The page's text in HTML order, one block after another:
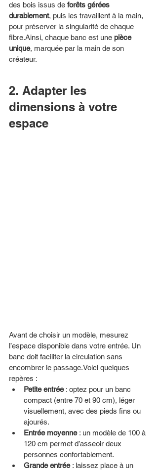
des bois issus de forêts gérées
durablement, puis les travaillent à la main,
pour préserver la singularité de chaque
fibre.Ainsi, chaque banc est une pièce
unique, marquée par la main de son
créateur.
2. Adapter les
dimensions à votre
espace
Avant de choisir un modèle, mesurez
l’espace disponible dans votre entrée. Un
banc doit faciliter la circulation sans
encombrer le passage.Voici quelques
repères :
Petite entrée : optez pour un banc
compact (entre 70 et 90 cm), léger
visuellement, avec des pieds fins ou
ajourés.
Entrée moyenne : un modèle de 100 à
120 cm permet d’asseoir deux
personnes confortablement.
Grande entrée : laissez place à un